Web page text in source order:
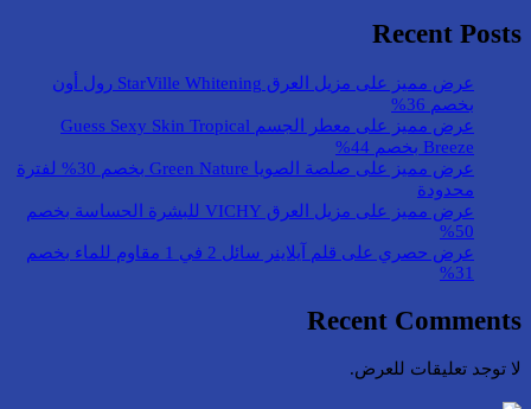
Recent Posts
عرض مميز على مزيل العرق StarVille Whitening رول أون
بخصم 36%
عرض مميز على معطر الجسم Guess Sexy Skin Tropical
Breeze بخصم 44%
عرض مميز على صلصة الصويا Green Nature بخصم 30% لفترة
محدودة
عرض مميز على مزيل العرق VICHY للبشرة الحساسة بخصم
50%
عرض حصري على قلم آيلاينر سائل 2 في 1 مقاوم للماء بخصم
31%
Recent Comments
لا توجد تعليقات للعرض.